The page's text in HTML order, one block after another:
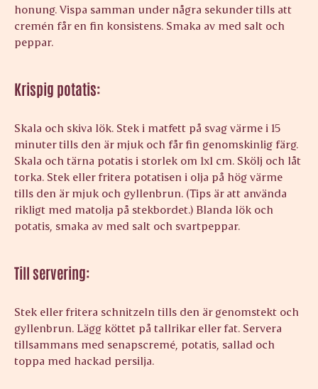
honung. Vispa samman under några sekunder tills att
cremén får en fin konsistens. Smaka av med salt och
peppar.
Krispig potatis:
Skala och skiva lök. Stek i matfett på svag värme i 15
minuter tills den är mjuk och får fin genomskinlig färg.
Skala och tärna potatis i storlek om 1x1 cm. Skölj och låt
torka. Stek eller fritera potatisen i olja på hög värme
tills den är mjuk och gyllenbrun. (Tips är att använda
rikligt med matolja på stekbordet.) Blanda lök och
potatis, smaka av med salt och svartpeppar.
Till servering:
Stek eller fritera schnitzeln tills den är genomstekt och
gyllenbrun. Lägg köttet på tallrikar eller fat. Servera
tillsammans med senapscremé, potatis, sallad och
toppa med hackad persilja.